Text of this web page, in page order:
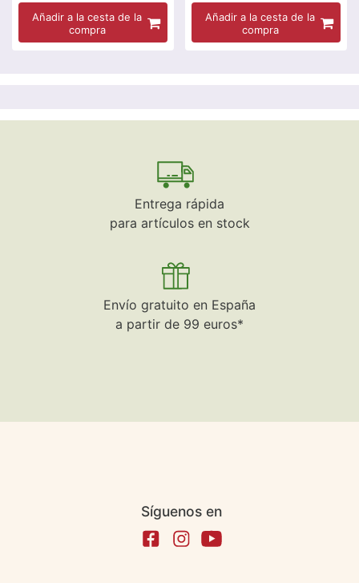
Añadir a la cesta de la
compra
Añadir a la cesta de la
compra
Entrega rápida
para artículos en stock
Envío gratuito en España
a partir de 99 euros*
Síguenos en